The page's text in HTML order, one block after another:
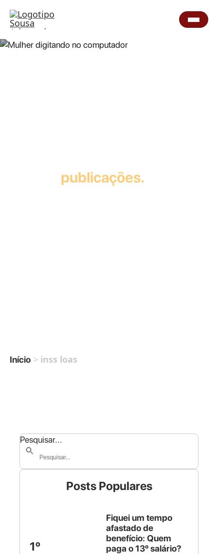
publicações.Leia e
Início > inss loas
Pesquisar...
Posts Populares
1º
Fiquei um tempo
afastado de
benefício: Quem
paga o 13º salário?